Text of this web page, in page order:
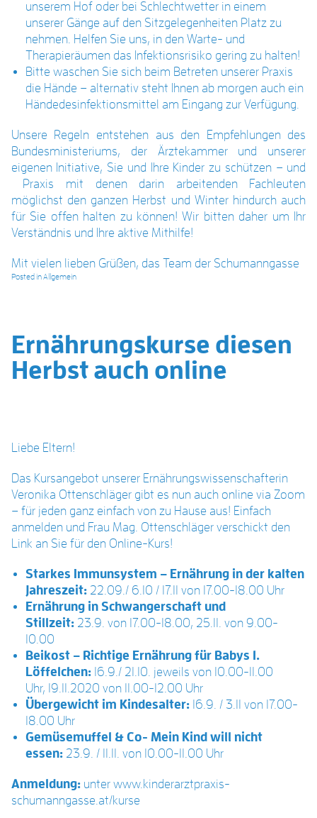
unserem Hof oder bei Schlechtwetter in einem
unserer Gänge auf den Sitzgelegenheiten Platz zu
nehmen. Helfen Sie uns, in den Warte- und
Therapieräumen das Infektionsrisiko gering zu halten!
Bitte waschen Sie sich beim Betreten unserer Praxis
die Hände – alternativ steht Ihnen ab morgen auch ein
Händedesinfektionsmittel am Eingang zur Verfügung.
Unsere Regeln entstehen aus den Empfehlungen des
Bundesministeriums, der Ärztekammer und unserer
eigenen Initiative, Sie und Ihre Kinder zu schützen – und
Praxis mit denen darin arbeitenden Fachleuten
möglichst den ganzen Herbst und Winter hindurch auch
für Sie offen halten zu können! Wir bitten daher um Ihr
Verständnis und Ihre aktive Mithilfe!
Mit vielen lieben Grüßen, das Team der Schumanngasse
Posted inAllgemein
Ernährungskurse diesen
Herbst auch online
Liebe Eltern!
Das Kursangebot unserer Ernährungswissenschafterin
Veronika Ottenschläger gibt es nun auch online via Zoom
– für jeden ganz einfach von zu Hause aus! Einfach
anmelden und Frau Mag. Ottenschläger verschickt den
Link an Sie für den Online-Kurs!
Starkes Immunsystem – Ernährung in der kalten
Jahreszeit: 22.09./ 6.10 / 17.11 von 17.00-18.00 Uhr
Ernährung in Schwangerschaft und
Stillzeit: 23.9. von 17.00-18.00, 25.11. von 9.00-
10.00
Beikost – Richtige Ernährung für Babys 1.
Löffelchen: 16.9./ 21.10. jeweils von 10.00-11.00
Uhr, 19.11.2020 von 11.00-12.00 Uhr
Übergewicht im Kindesalter: 16.9. / 3.11 von 17.00-
18.00 Uhr
Gemüsemuffel & Co- Mein Kind will nicht
essen: 23.9. / 11.11. von 10.00-11.00 Uhr
Anmeldung:unter www.kinderarztpraxis-
schumanngasse.at/kurse